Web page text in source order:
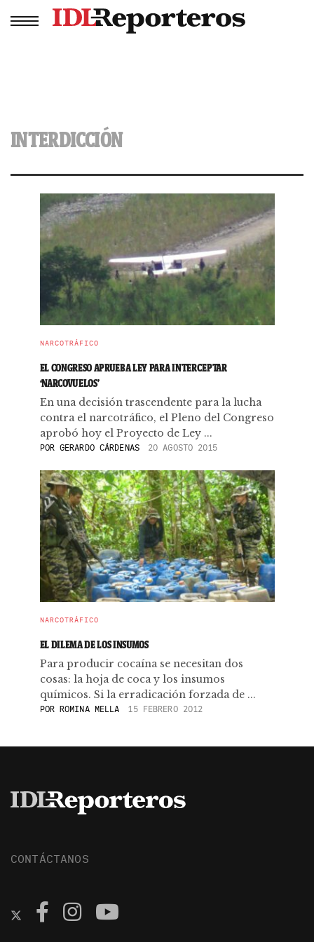
INTERDICCIÓN
NARCOTRÁFICO
EL CONGRESO APRUEBA LEY PARA INTERCEPTAR
‘NARCOVUELOS’
E​n una decisión trascendente para la lucha
contra el narcotráfico, el​ Pleno del Congreso
aprobó hoy el Proyecto de Ley ...
PORGERARDO CÁRDENAS 20 AGOSTO 2015
NARCOTRÁFICO
EL DILEMA DE LOS INSUMOS
Para producir cocaína se necesitan dos
cosas: la hoja de coca y los insumos
químicos. Si la erradicación forzada de ...
POR ROMINA MELLA 15 FEBRERO 2012
CONTÁCTANOS